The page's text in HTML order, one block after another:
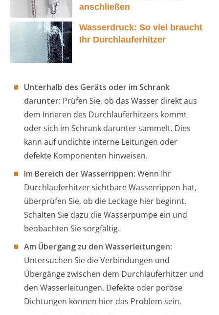
anschließen
Wasserdruck: So viel braucht
Ihr Durchlauferhitzer
Unterhalb des Geräts oder im Schrank
darunter: Prüfen Sie, ob das Wasser direkt aus
dem Inneren des Durchlauferhitzers kommt
oder sich im Schrank darunter sammelt. Dies
kann auf undichte interne Leitungen oder
defekte Komponenten hinweisen.
Im Bereich der Wasserrippen: Wenn Ihr
Durchlauferhitzer sichtbare Wasserrippen hat,
überprüfen Sie, ob die Leckage hier beginnt.
Schalten Sie dazu die Wasserpumpe ein und
beobachten Sie sorgfältig.
Am Übergang zu den Wasserleitungen:
Untersuchen Sie die Verbindungen und
Übergänge zwischen dem Durchlauferhitzer und
den Wasserleitungen. Defekte oder poröse
Dichtungen können hier das Problem sein.